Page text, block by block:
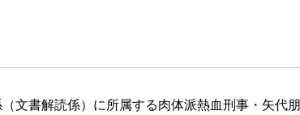
文書解読係）に所属する肉体派熱血刑事・矢代朋